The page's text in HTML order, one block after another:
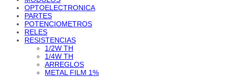
OPTOELECTRONICA
PARTES
POTENCIOMETROS
RELES
RESISTENCIAS
1/2W TH
1/4W TH
ARREGLOS
METAL FILM 1%